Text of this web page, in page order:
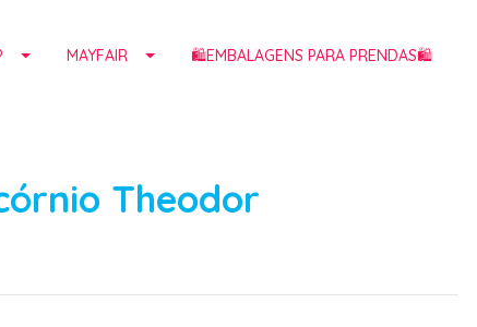
MAYFAIR 🛍️EMBALAGENS PARA PRENDAS🛍️
Theodor